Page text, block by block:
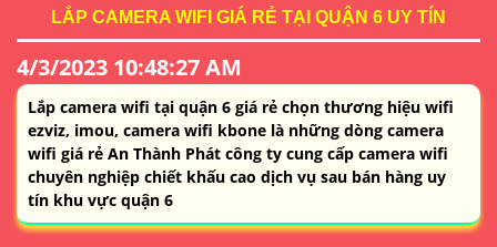
LẮP CAMERA WIFI GIÁ RẺ TẠI QUẬN 6 UY TÍN
4/3/2023 10:48:27 AM
Lắp camera wifi tại quận 6 giá rẻ chọn thương hiệu wifi
ezviz, imou, camera wifi kbone là những dòng camera
wifi giá rẻ An Thành Phát công ty cung cấp camera wifi
chuyên nghiệp chiết khấu cao dịch vụ sau bán hàng uy
tín khu vực quận 6